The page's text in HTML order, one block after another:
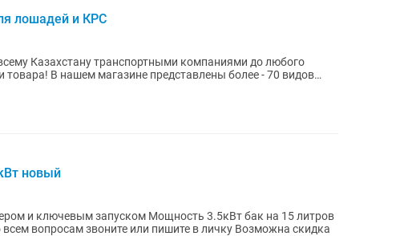
лошадей и КРС
Казахстану транспортными компаниями до любого
товара! В нашем магазине представлены более - 70 видов
новый
Мощность 3.5кВт бак на 15 литров
220 Вольт Абсолютно новый По всем вопросам звоните или пишите в личку Возможна скидка